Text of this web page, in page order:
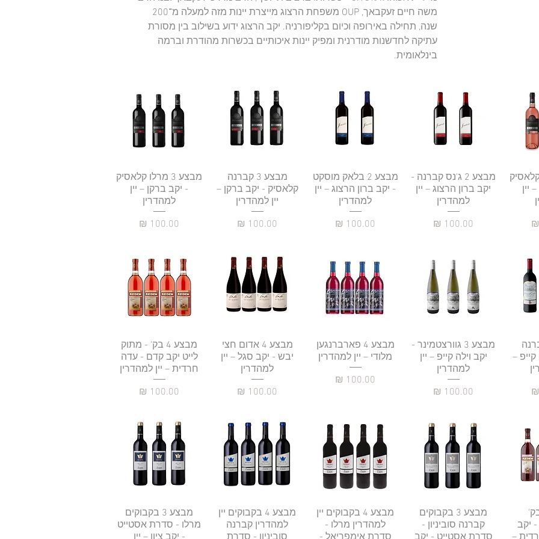
משה חיים זעקבאך, OUP משפחת הרצוג מייצרת יינות מזה למעלה מ־200
שנה, תחילה באירופה וכיום בקליפורניה. יקב הרצוג ידוע בשילוב בין מסורת
עתיקה לחדשנות מודרנית ומפיק יינות איכותיים בכשרות מהודרת וברמה
בינלאומית.
קלאסיק
יין
תצוגה מהירה
מבצע 2 ג'נס קברנה -
יקב ברון הרצוג – יין
למהדרין
מחיר
תצוגה מהירה
מבצע 2 בלאק מוסקט
- יקב ברון הרצוג – יין
למהדרין
מחיר
תצוגה מהירה
מבצע 3 קברנה
קלאסיק - יקב ברקן –
יין למהדרין
מחיר
תצוגה מהירה
מבצע 3 מרלו קלאסיק
- יקב ברקן – יין
למהדרין
מחיר
קברנה
קייפ –
תצוגה מהירה
מבצע 3 גוורצטמינר -
יקב וילה קייפ – יין
למהדרין
מחיר
תצוגה מהירה
מבצע 4 פארברנגען
מלודי – יין למהדרין
מחיר
תצוגה מהירה
מבצע 4 אדום חצי
יבש - יקב סגל – יין
למהדרין
מחיר
תצוגה מהירה
מבצע 4 בק' - מתוק
לייט יקב קדם - עדה
חרדית – יין למהדרין
מחיר
4 בק'
- יקב
תצוגה מהירה
מבצע 3 בקבוקים
קברנה סוביניון -
תצוגה מהירה
מבצע 4 בקבוקים יין
למהדרין מרלו -
תצוגה מהירה
מבצע 4 בקבוקים יין
למהדרין קברנה
תצוגה מהירה
מבצע 3 בקבוקים
מרלו - סדרת אסטייט